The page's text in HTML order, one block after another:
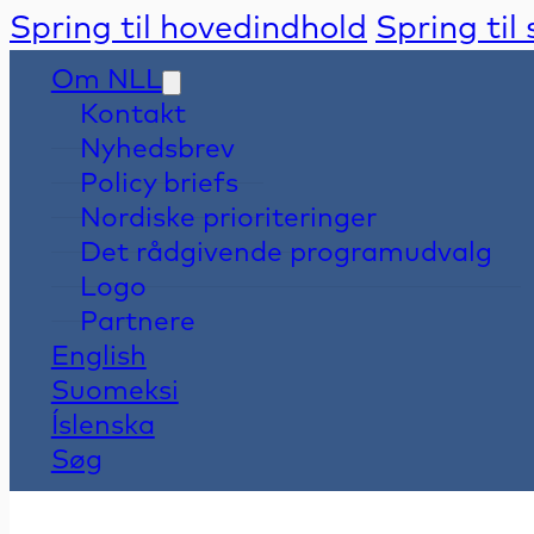
Spring til hovedindhold Spring til
Om NLL
Kontakt
Nyhedsbrev
Policy briefs
Nordiske prioriteringer
Det rådgivende programudvalg
Logo
Partnere
English
Suomeksi
Íslenska
Søg